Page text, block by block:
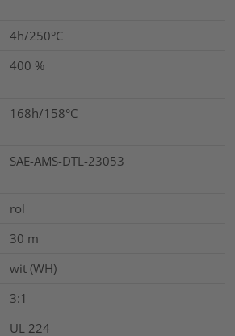
4h/250°C
400 %
168h/158°C
SAE-AMS-DTL-23053
rol
30 m
wit (WH)
3:1
UL 224